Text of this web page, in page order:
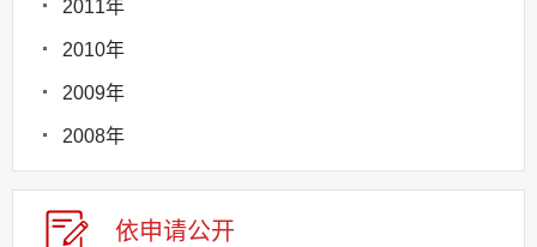
2011年
2010年
2009年
2008年
依申请公开